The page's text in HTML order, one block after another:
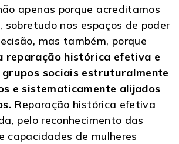
apenas porque acreditamos
sobretudo nos espaços de poder
mas também, porque
reparação histórica efetiva e
sociais estruturalmente
e sistematicamente alijados
Reparação histórica efetiva
pelo reconhecimento das
capacidades de mulheres